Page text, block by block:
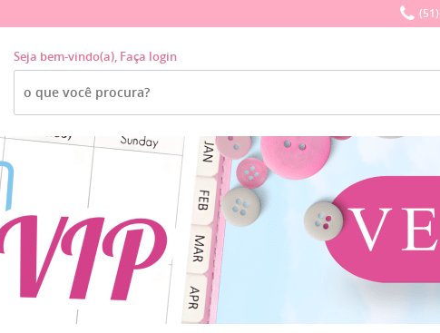
(51)
Seja bem-vindo(a), Faça login